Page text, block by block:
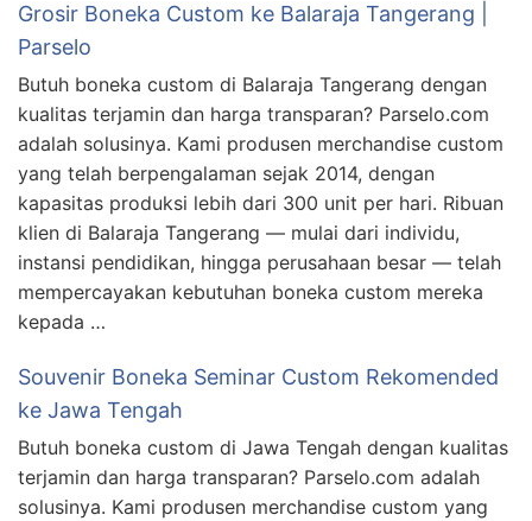
Grosir Boneka Custom ke Balaraja Tangerang |
Parselo
Butuh boneka custom di Balaraja Tangerang dengan
kualitas terjamin dan harga transparan? Parselo.com
adalah solusinya. Kami produsen merchandise custom
yang telah berpengalaman sejak 2014, dengan
kapasitas produksi lebih dari 300 unit per hari. Ribuan
klien di Balaraja Tangerang — mulai dari individu,
instansi pendidikan, hingga perusahaan besar — telah
mempercayakan kebutuhan boneka custom mereka
kepada …
Souvenir Boneka Seminar Custom Rekomended
ke Jawa Tengah
Butuh boneka custom di Jawa Tengah dengan kualitas
terjamin dan harga transparan? Parselo.com adalah
solusinya. Kami produsen merchandise custom yang